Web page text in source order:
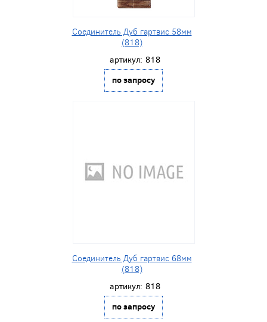
Соединитель Дуб гартвис 58мм
(818)
артикул: 818
по запросу
Соединитель Дуб гартвис 68мм
(818)
артикул: 818
по запросу